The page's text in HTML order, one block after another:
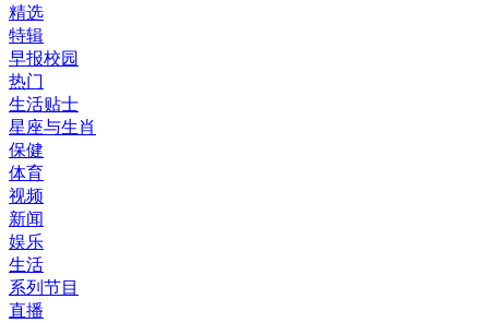
精选
特辑
早报校园
热门
生活贴士
星座与生肖
保健
体育
视频
新闻
娱乐
生活
系列节目
直播